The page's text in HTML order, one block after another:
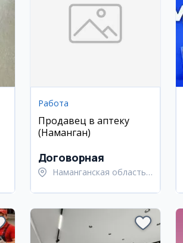
Работа
Продавец в аптеку
(Наманган)
Договорная
Наманганская область,